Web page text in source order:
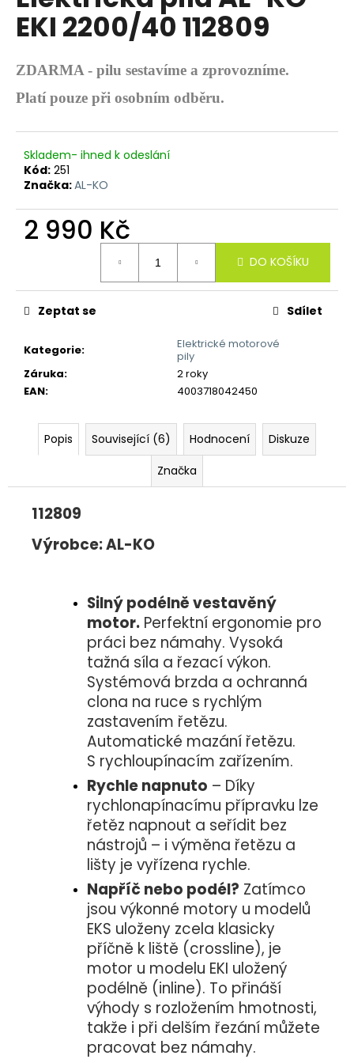
0,0
hvězdiček.
EKI 2200/40 112809
ZDARMA - pilu sestavíme a zprovozníme.
Platí pouze při osobním odběru.
Skladem- ihned k odeslání
Kód: 251
Značka:AL-KO
2 990 Kč
DO KOŠÍKU
Kategorie:
Elektrické motorové
pily
Záruka:
2 roky
EAN: 4003718042450
Zeptat se Sdílet
Popis Související (6) Hodnocení
Diskuze
Značka
112809
Výrobce: AL-KO
Silný podélně vestavěný
motor. Perfektní ergonomie pro
práci bez námahy. Vysoká
tažná síla a řezací výkon.
Systémová brzda a ochranná
clona na ruce s rychlým
zastavením řetězu.
Automatické mazání řetězu.
S rychloupínacím zařízením.
Rychle napnuto – Díky
rychlonapínacímu přípravku lze
řetěz napnout a seřídit bez
nástrojů – i výměna řetězu a
lišty je vyřízena rychle.
Napříč nebo podél? Zatímco
jsou výkonné motory u modelů
EKS uloženy zcela klasicky
příčně k liště (crossline), je
motor u modelu EKI uložený
podélně (inline). To přináší
výhody s rozložením hmotnosti,
takže i při delším řezání můžete
pracovat bez námahy.
a
j
í
t
?
p
o
č
u